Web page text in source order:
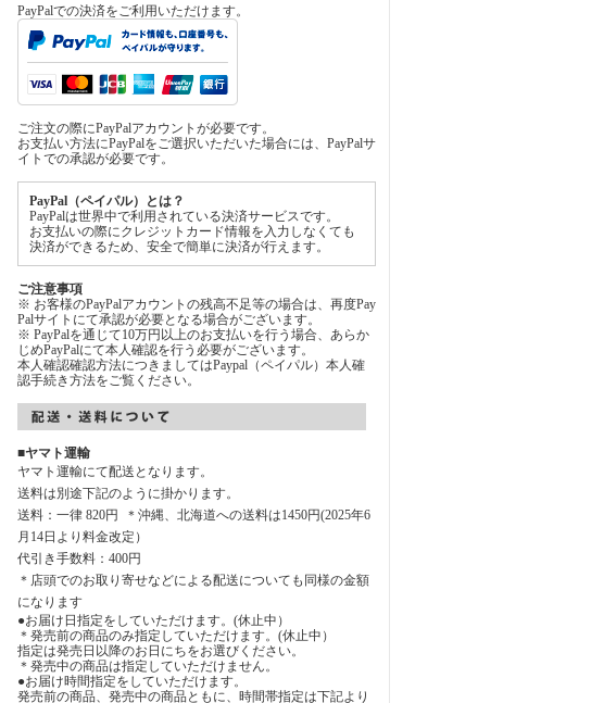
PayPalでの決済をご利用いただけます。
ご注文の際にPayPalアカウントが必要です。
お支払い方法にPayPalをご選択いただいた場合には、PayPalサ
イトでの承認が必要です。
PayPal（ペイパル）とは？
PayPalは世界中で利用されている決済サービスです。
お支払いの際にクレジットカード情報を入力しなくても
決済ができるため、安全で簡単に決済が行えます。
ご注意事項
※ お客様のPayPalアカウントの残高不足等の場合は、再度Pay
Palサイトにて承認が必要となる場合がございます。
※ PayPalを通じて10万円以上のお支払いを行う場合、あらか
じめPayPalにて本人確認を行う必要がございます。
本人確認確認方法につきましてはPaypal（ペイパル）本人確
認手続き方法をご覧ください。
■ヤマト運輸
ヤマト運輸にて配送となります。
送料は別途下記のように掛かります。
送料：一律 820円 ＊沖縄、北海道への送料は1450円(2025年6
月14日より料金改定）
代引き手数料：400円
＊店頭でのお取り寄せなどによる配送についても同様の金額
になります
●お届け日指定をしていただけます。(休止中）
＊発売前の商品のみ指定していただけます。(休止中）
指定は発売日以降のお日にちをお選びください。
＊発売中の商品は指定していただけません。
●お届け時間指定をしていただけます。
発売前の商品、発売中の商品ともに、時間帯指定は下記より